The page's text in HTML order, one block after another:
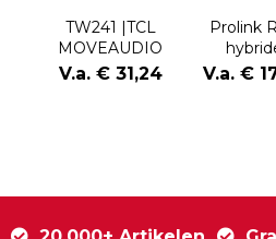
TW241 |TCL
MOVEAUDIO
Neo
V.a. € 31,24
Prolink
ANC/
oordopjes
V.a. €